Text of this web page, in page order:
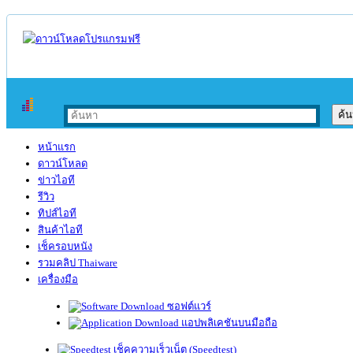
หน้าแรก
ดาวน์โหลด
ข่าวไอที
รีวิว
ทิปส์ไอที
สินค้าไอที
เช็ครอบหนัง
รวมคลิป Thaiware
เครื่องมือ
ซอฟต์แวร์
แอปพลิเคชันบนมือถือ
เช็คความเร็วเน็ต (Speedtest)